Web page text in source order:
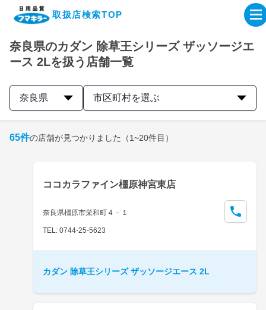
取扱店検索TOP
企業・IR情報サイト
製品情報サイト
取扱店検索はこちら
奈良県のカダン 除草王シリーズ ザッソージエ
ース 2Lを扱う店舗一覧
奈良県 市区町村を選ぶ
65件の店舗が見つかりました （1~20件目）
ココカラファイン橿原神宮東店
奈良県橿原市栄和町４－１
TEL: 0744-25-5623
カダン 除草王シリーズ ザッソージエース 2L